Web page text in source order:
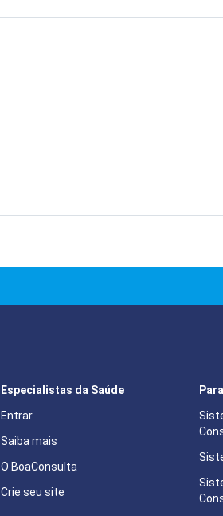
Especialistas da Saúde
Entrar
Saiba mais
O BoaConsulta
Crie seu site